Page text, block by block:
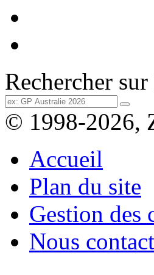
Rechercher
© 1998-2026,
Accueil
Plan du site
Gestion des
Nous